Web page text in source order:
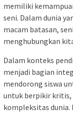
memiliki
seni. Dalam dunia
macam batasan,
menghubungkan
Dalam konteks
menjadi bagian
mendorong siswa
untuk berpikir kritis,
kompleksitas dunia.